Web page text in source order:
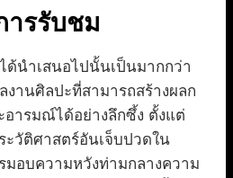
ารรับชม
ด้นำเสนอไปนั้นเป็นมากกว่า
งานศิลปะที่สามารถสร้างผลก
ารมณ์ได้อย่างลึกซึ้ง ตั้งแต่
ะวัติศาสตร์อันเจ็บปวดใน
มอบความหวังท่ามกลางความ